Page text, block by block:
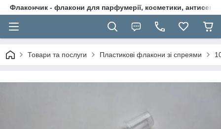
Флакончик - флакони для парфумерії, косметики,
Товари та послуги Пластикові флакони зі спреями